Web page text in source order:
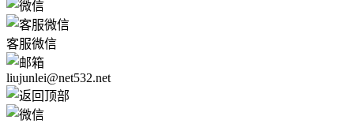
客服微信
liujunlei@net532.net